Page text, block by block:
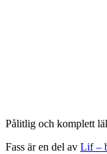
Pålitlig och komplett
Fass är en del av Lif –